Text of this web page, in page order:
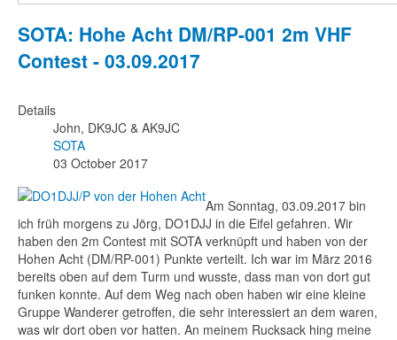
SOTA: Hohe Acht DM/RP-001 2m VHF
Contest - 03.09.2017
Details
John, DK9JC & AK9JC
SOTA
03 October 2017
Am Sonntag, 03.09.2017 bin
ich früh morgens zu Jörg, DO1DJJ in die Eifel gefahren. Wir
haben den 2m Contest mit SOTA verknüpft und haben von der
Hohen Acht (DM/RP-001) Punkte verteilt. Ich war im März 2016
bereits oben auf dem Turm und wusste, dass man von dort gut
funken konnte. Auf dem Weg nach oben haben wir eine kleine
Gruppe Wanderer getroffen, die sehr interessiert an dem waren,
was wir dort oben vor hatten. An meinem Rucksack hing meine